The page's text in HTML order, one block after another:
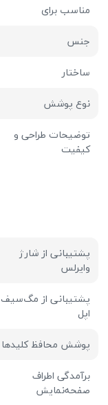
مناسب برای
جنس
ساختار
نوع پوشش
توضیحات طراحی و
کیفیت
پشتیبانی از شارژ
وایرلس
پشتیبانی از مگ‌سیف
اپل
پوشش محافظ کلیدها
برآمدگی اطراف
صفحه‌نمایش